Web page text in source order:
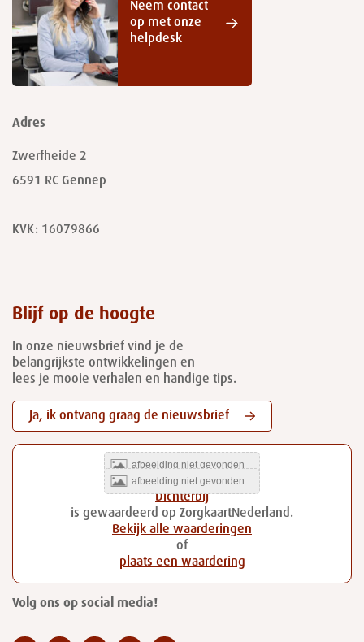
Neem contact
op met onze
helpdesk
Adres
Zwerfheide 2
6591 RC Gennep
KVK: 16079866
Blijf op de hoogte
In onze nieuwsbrief vind je de
belangrijkste ontwikkelingen en
lees je mooie verhalen en handige tips.
Ja, ik ontvang graag de nieuwsbrief
Dichterbij
is gewaardeerd op ZorgkaartNederland.
Bekijk alle waarderingen
of
plaats een waardering
Volg ons op social media!